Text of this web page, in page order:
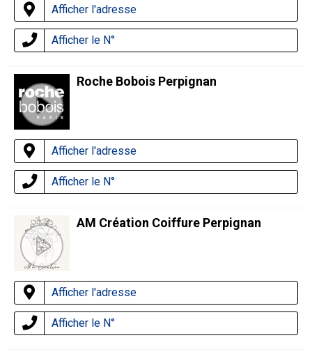
Afficher l'adresse
Afficher le N°
Roche Bobois Perpignan
Afficher l'adresse
Afficher le N°
AM Création Coiffure Perpignan
Afficher l'adresse
Afficher le N°